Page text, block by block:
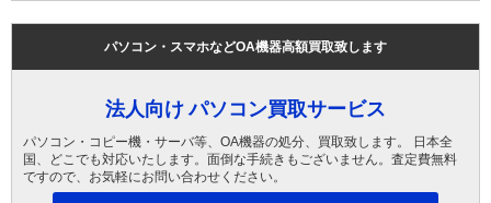
パソコン・スマホなどOA機器高額買取致します
法人向け パソコン買取サービス
パソコン・コピー機・サーバ等、OA機器の処分、買取致します。 日本全
国、どこでも対応いたします。面倒な手続きもございません。査定費無料
ですので、お気軽にお問い合わせください。